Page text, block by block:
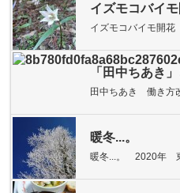
イズモコバイモ開
「田中ちあき
田中ちあき 働き方
暖冬...。
暖冬...。 2020年